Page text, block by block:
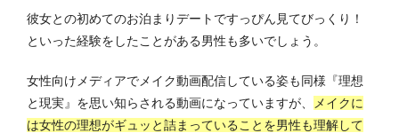
彼女との初めてのお泊まりデートですっぴん見てびっくり！
といった経験をしたことがある男性も多いでしょう。
女性向けメディアでメイク動画配信している姿も同様『理想
と現実』を思い知らされる動画になっていますが、
メイクに
は女性の理想がギュッと詰まっていることを男性も理解して